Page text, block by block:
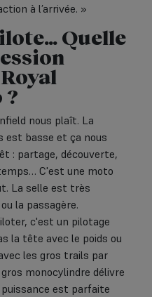
à l’arrivée. »
Quelle
?
nous plaît. La
est basse et ça nous
: partage, découverte,
C'est une moto
La selle est très
la passagère.
c'est un pilotage
la tête avec le poids ou
les gros trails par
monocylindre délivre
est parfaite